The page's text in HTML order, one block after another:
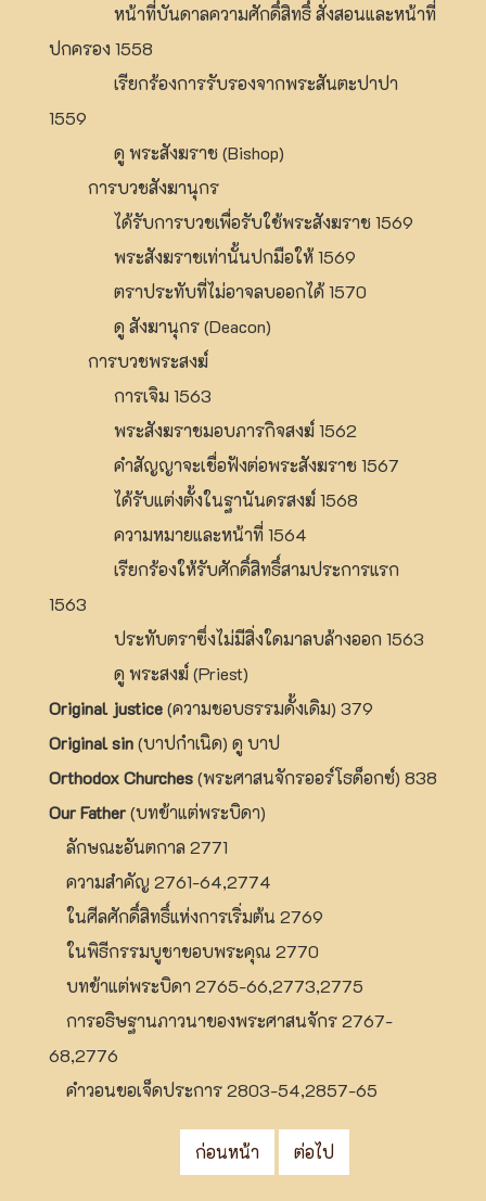
หน้าที่บันดาลความศักดิ์สิทธิ์ สั่งสอนและหน้าที่
ปกครอง 1558
เรียกร้องการรับรองจากพระสันตะปาปา
1559
ดู พระสังฆราช (Bishop)
การบวชสังฆานุกร
ได้รับการบวชเพื่อรับใช้พระสังฆราช 1569
พระสังฆราชเท่านั้นปกมือให้ 1569
ตราประทับที่ไม่อาจลบออกได้ 1570
ดู สังฆานุกร (Deacon)
การบวชพระสงฆ์
การเจิม 1563
พระสังฆราชมอบภารกิจสงฆ์ 1562
คำสัญญาจะเชื่อฟังต่อพระสังฆราช 1567
ได้รับแต่งตั้งในฐานันดรสงฆ์ 1568
ความหมายและหน้าที่ 1564
เรียกร้องให้รับศักดิ์สิทธิ์สามประการแรก
1563
ประทับตราซึ่งไม่มีสิ่งใดมาลบล้างออก 1563
ดู พระสงฆ์ (Priest)
Original justice(ความชอบธรรมดั้งเดิม) 379
Original sin(บาปกำเนิด) ดู บาป
Orthodox Churches(พระศาสนจักรออร์โธด็อกซ์) 838
Our Father(บทข้าแต่พระบิดา)
ลักษณะอันตกาล 2771
ความสำคัญ 2761-64,2774
ในศีลศักดิ์สิทธิ์แห่งการเริ่มต้น 2769
ในพิธีกรรมบูชาขอบพระคุณ 2770
บทข้าแต่พระบิดา 2765-66,2773,2775
การอธิษฐานภาวนาของพระศาสนจักร 2767-
68,2776
คำวอนขอเจ็ดประการ 2803-54,2857-65
ก่อนหน้า ต่อไป